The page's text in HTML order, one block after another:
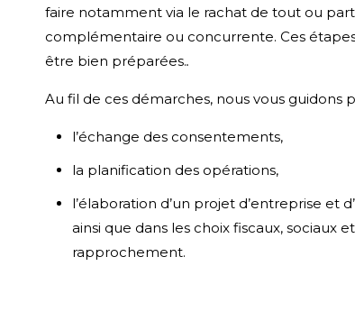
faire notamment via le rachat de tout ou
complémentaire ou concurrente. Ces
être bien préparées..
Au fil de ces démarches, nous vous guidons
l’échange des consentements,
la planification des opérations,
l’élaboration d’un projet d’entreprise et
ainsi que dans les choix fiscaux, sociaux
rapprochement.